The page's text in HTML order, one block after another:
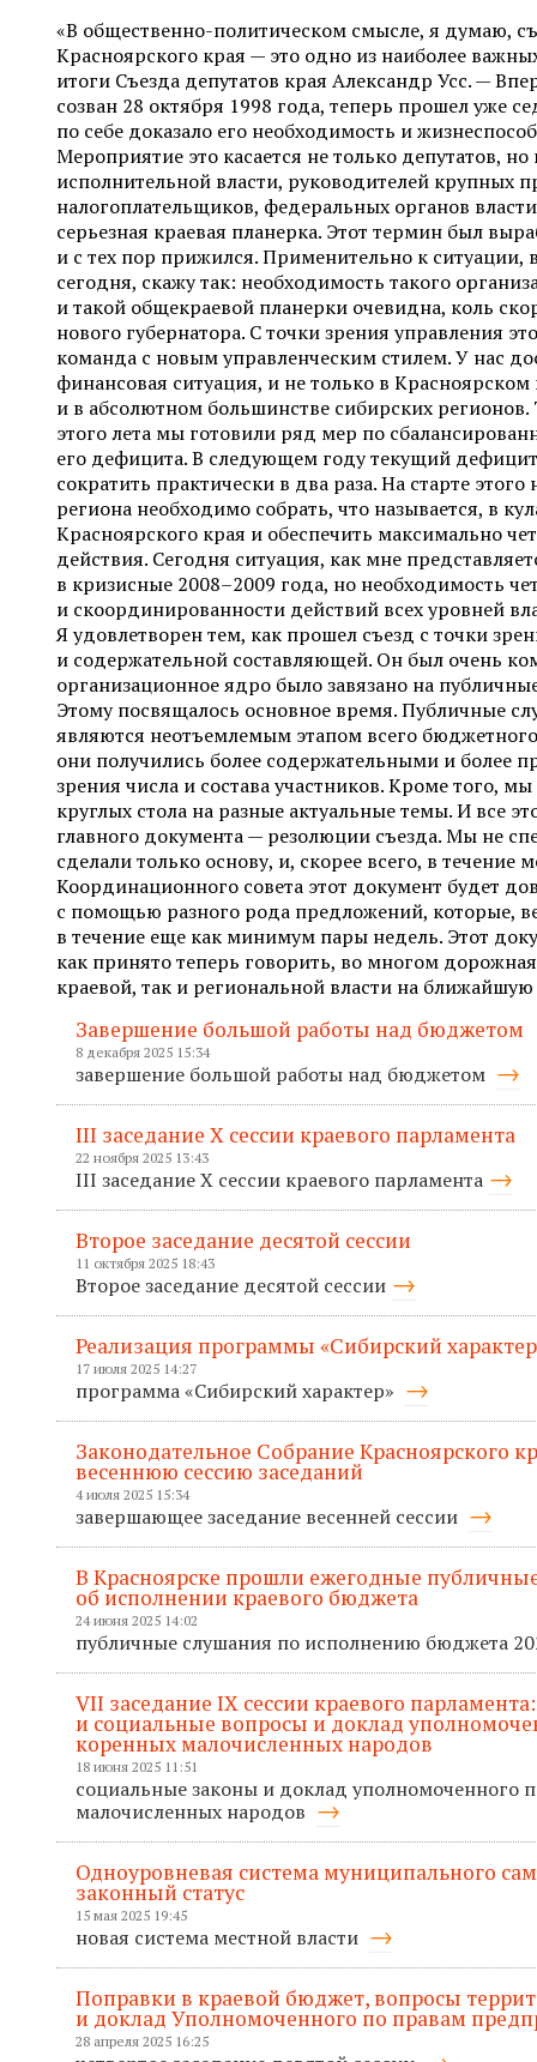
«В общественно-политическом смысле, я думаю,
Красноярского края — это одно из наиболее
итоги Съезда депутатов края Александр Усс. —
созван 28 октября 1998 года, теперь прошел уже
по себе доказало его необходимость и
Мероприятие это касается не только депутатов,
исполнительной власти, руководителей крупных
налогоплательщиков, федеральных органов
серьезная краевая планерка. Этот термин был
и с тех пор прижился. Применительно к
сегодня, скажу так: необходимость такого
и такой общекраевой планерки очевидна, коль
нового губернатора. С точки зрения управления
команда с новым управленческим стилем. У нас
финансовая ситуация, и не только в
и в абсолютном большинстве сибирских регионов.
этого лета мы готовили ряд мер по
его дефицита. В следующем году текущий
сократить практически в два раза. На старте этого
региона необходимо собрать, что называется, в
Красноярского края и обеспечить максимально
действия. Сегодня ситуация, как мне
в кризисные 2008–2009 года, но необходимость
и скоординированности действий всех уровней
Я удовлетворен тем, как прошел съезд с точки
и содержательной составляющей. Он был очень
организационное ядро было завязано на
Этому посвящалось основное время. Публичные
являются неотъемлемым этапом всего
они получились более содержательными и более
зрения числа и состава участников. Кроме того,
круглых стола на разные актуальные темы. И все
главного документа — резолюции съезда. Мы не
сделали только основу, и, скорее всего, в течение
Координационного совета этот документ будет
с помощью разного рода предложений, которые,
в течение еще как минимум пары недель. Этот
как принято теперь говорить, во многом
краевой, так и региональной власти на ближайшую
Завершение большой работы над бюджетом
8 декабря 2025 15:34
завершение большой работы над бюджетом
III заседание X сессии краевого парламента
22 ноября 2025 13:43
III заседание X сессии краевого парламента
Второе заседание десятой сессии
11 октября 2025 18:43
Второе заседание десятой сессии
Реализация программы «Сибирский
17 июля 2025 14:27
программа «Сибирский характер»
Законодательное Собрание Красноярского
весеннюю сессию заседаний
4 июля 2025 15:34
завершающее заседание весенней сессии
В Красноярске прошли ежегодные
об исполнении краевого бюджета
24 июня 2025 14:02
публичные слушания по исполнению бюджета
VII заседание IХ сессии краевого
и социальные вопросы и доклад
коренных малочисленных народов
18 июня 2025 11:51
социальные законы и доклад уполномоченного
малочисленных народов
Одноуровневая система муниципального
законный статус
15 мая 2025 19:45
новая система местной власти
Поправки в краевой бюджет, вопросы
и доклад Уполномоченного по правам
28 апреля 2025 16:25